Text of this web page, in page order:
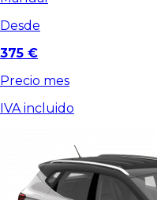
Desde
375 €
Precio mes
IVA incluido